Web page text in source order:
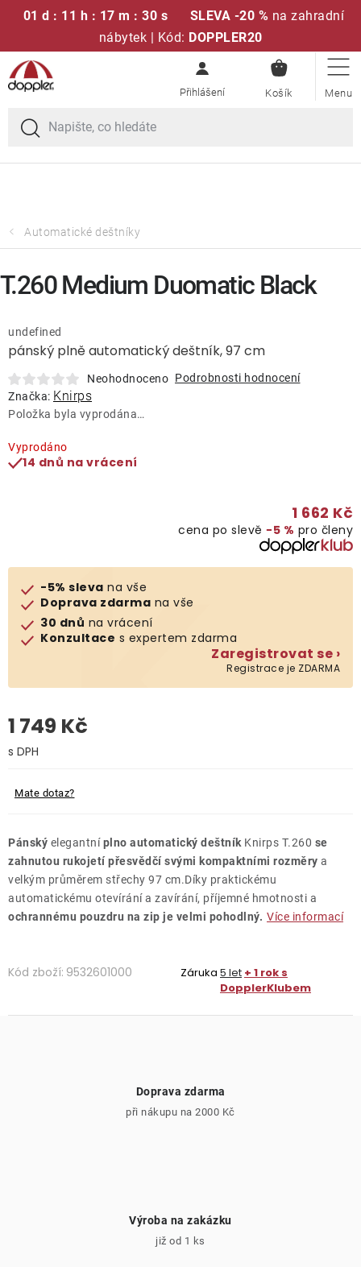
01 d : 11 h : 17 m : 30 s SLEVA -20 % na zahradní
nábytek | Kód: DOPPLER20
Přejít
na
obsah
KOŠÍK
Sedací soupravy
Slunečníky
Doplňky
Deštníky
Prodávané značky
O nás
Kontakty
Doprava zdarma při nákupu nad 2000 Kč
Automatické deštníky
pánský plně automatický deštník, 97 cm
undefined
Neohodnoceno Podrobnosti hodnocení
Značka: Knirps
Položka byla vyprodána…
Vyprodáno
14 dnů na vrácení
1 662 Kč
cena po slevě −5 % pro členy
-5% sleva na vše
Doprava zdarma na vše
30 dnů na vrácení
Konzultace s expertem zdarma
Zaregistrovat se ›
Registrace je ZDARMA
1 749 Kč
Mate dotaz?
Pánský elegantníplno automatický deštník Knirps T.260 se
zahnutou rukojetí přesvědčí svými kompaktními rozměry a
velkým průměrem střechy 97 cm.Díky praktickému
automatickému otevírání a zavírání, příjemné hmotnosti a
ochrannému pouzdru na zip je velmi pohodlný. Více informací
Kód zboží: 9532601000 Záruka 5 let + 1 rok s
DopplerKlubem
T.260 Medium Duomatic Black
Doprava zdarma
při nákupu na 2000 Kč
Výroba na zakázku
již od 1 ks